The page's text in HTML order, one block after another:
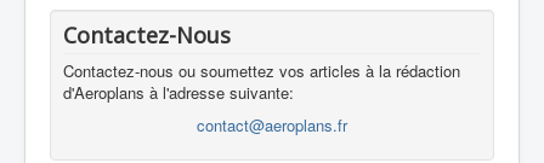
Contactez-Nous
Contactez-nous ou soumettez vos articles à la rédaction
d'Aeroplans à l'adresse suivante:
contact@aeroplans.fr